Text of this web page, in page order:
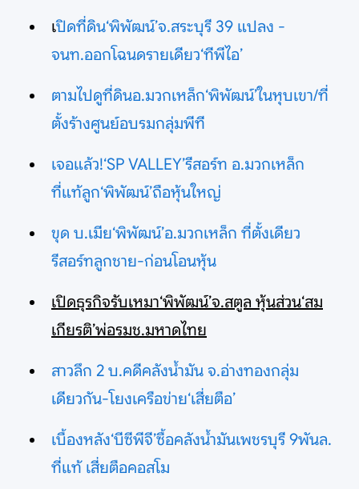
เปิดที่ดิน‘พิพัฒน์’จ.สระบุรี 39 แปลง -
จนท.ออกโฉนดรายเดียว‘ทีพีไอ’
ตามไปดูที่ดินอ.มวกเหล็ก‘พิพัฒน์’ในหุบเขา/ที่
ตั้งร้างศูนย์อบรมกลุ่มพีที
เจอแล้ว!‘SP VALLEY’รีสอร์ท อ.มวกเหล็ก
ที่แท้ลูก‘พิพัฒน์’ถือหุ้นใหญ่
ขุด บ.เมีย‘พิพัฒน์’อ.มวกเหล็ก ที่ตั้งเดียว
รีสอร์ทลูกชาย-ก่อนโอนหุ้น
เปิดธุรกิจรับเหมา‘พิพัฒน์’จ.สตูล หุ้นส่วน‘สม
เกียรติ’พ่อรมช.มหาดไทย
สาวลึก 2 บ.คดีคลังน้ำมัน จ.อ่างทองกลุ่ม
เดียวกัน-โยงเครือข่าย‘เสี่ยตือ’
เบื้องหลัง‘บีซีพีจี’ซื้อคลังน้ำมันเพชรบุรี 9พันล.
ที่แท้ เสี่ยตือคอสโม